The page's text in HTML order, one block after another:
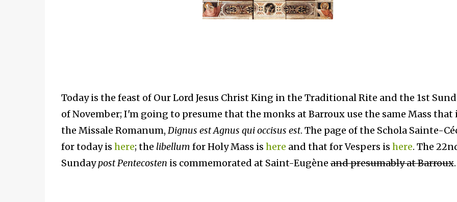
Today is the feast of Our Lord Jesus Christ King in the Traditional Rite and the 1st
of November; I'm going to presume that the monks at Barroux use the same Mass that
the Missale Romanum, Dignus est Agnus qui occisus est. The page of the Schola Sainte-
for today is here; the libellum for Holy Mass is here and that for Vespers is here. The
Sundaypost Pentecosten is commemorated at Saint-Eugèneand presumably at Barroux.